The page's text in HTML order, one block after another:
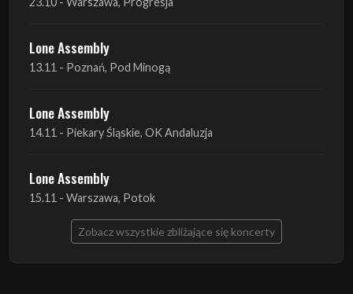
Lone Assembly
14.11 - Piekary Śląskie, OK Andaluzja
Lone Assembly
15.11 - Warszawa, Potok